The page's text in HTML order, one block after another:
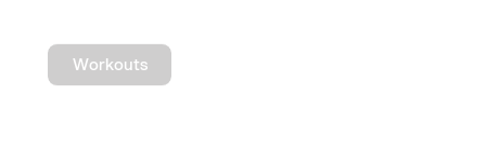
Workouts